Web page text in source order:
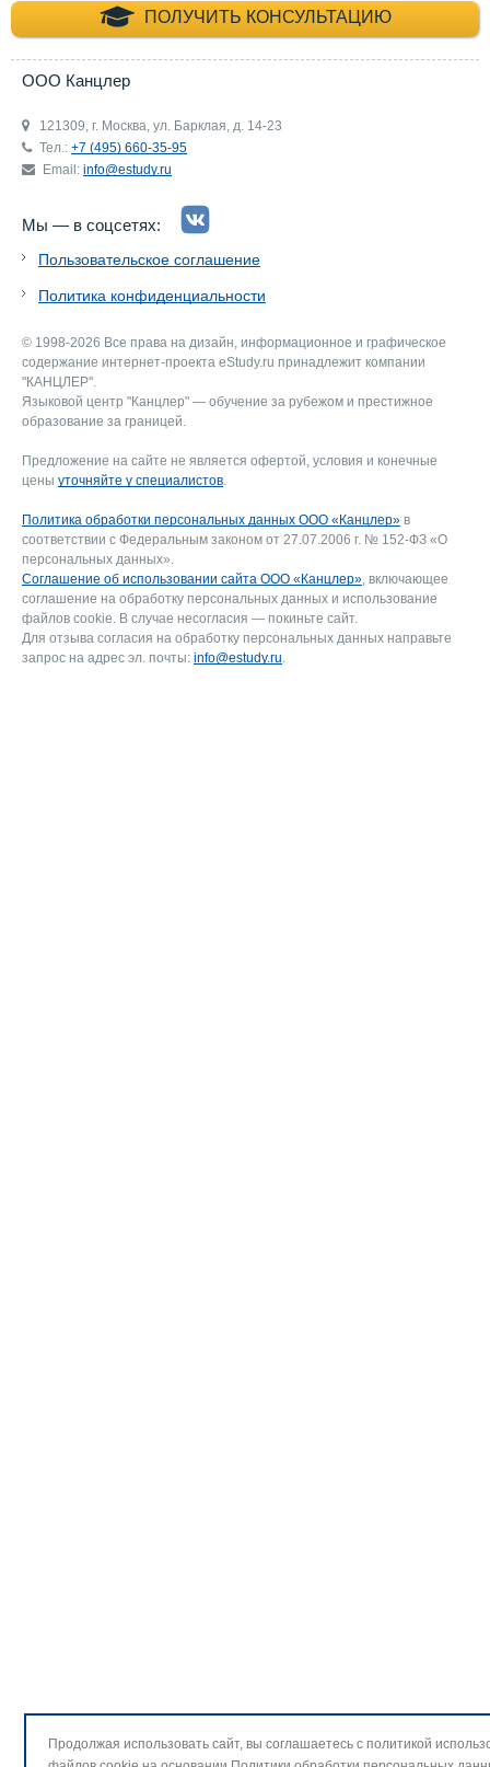
ПОЛУЧИТЬ КОНСУЛЬТАЦИЮ
+7 (495) 660-35-
ООО Канцлер
121309, г. Москва, ул. Барклая, д. 14-23
Тел.: +7 (495) 660-35-95
Email: info@estudy.ru
Мы — в соцсетях:
Пользовательское соглашение
Политика конфиденциальности
© 1998-2026 Все права на дизайн, информационное и графическое
содержание интернет-проекта eStudy.ru принадлежит компании
"КАНЦЛЕР".
Языковой центр "Канцлер" — обучение за рубежом и престижное
образование за границей.
Предложение на сайте не является офертой, условия и конечные
цены уточняйте у специалистов.
Политика обработки персональных данных ООО «Канцлер» в
соответствии с Федеральным законом от 27.07.2006 г. № 152-ФЗ «О
персональных данных».
Соглашение об использовании сайта ООО «Канцлер», включающее
соглашение на обработку персональных данных и использование
файлов cookie. В случае несогласия — покиньте сайт.
Для отзыва согласия на обработку персональных данных направьте
запрос на адрес эл. почты: info@estudy.ru.
Продолжая использовать сайт, вы соглашаетесь с политикой